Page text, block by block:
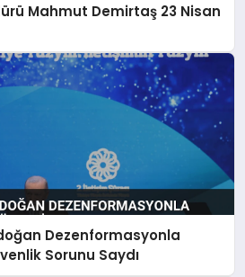
Mahmut Demirtaş 23 Nisan
Dezenformasyonla
Sorunu Saydı